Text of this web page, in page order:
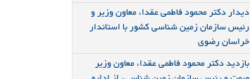
دیدار دکتر محمود فاطمی عقدا، معاون وزیر و
رئیس سازمان زمین شناسی کشور با استاندار
خراسان رضوی
بازدید دکتر محمود فاطمی عقدا، معاون وزیر